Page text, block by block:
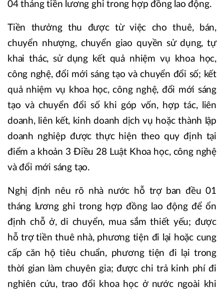
04 tháng tiền lương ghi trong hợp đồng lao động.
Tiền thưởng thu được từ việc cho thuê, bán,
chuyển nhượng, chuyển giao quyền sử dụng, tự
khai thác, sử dụng kết quả nhiệm vụ khoa học,
công nghệ, đổi mới sáng tạo và chuyển đổi số; kết
quả nhiệm vụ khoa học, công nghệ, đổi mới sáng
tạo và chuyển đổi số khi góp vốn, hợp tác, liên
doanh, liên kết, kinh doanh dịch vụ hoặc thành lập
doanh nghiệp được thực hiện theo quy định tại
điểm a khoản 3 Điều 28 Luật Khoa học, công nghệ
và đổi mới sáng tạo.
Nghị định nêu rõ nhà nước hỗ trợ ban đều 01
tháng lương ghi trong hợp đồng lao động để ổn
định chỗ ở, di chuyển, mua sắm thiết yếu; được
hỗ trợ tiền thuê nhà, phương tiện đi lại hoặc cung
cấp căn hộ tiêu chuẩn, phương tiện đi lại trong
thời gian làm chuyên gia; được chi trả kinh phí đi
nghiên cứu, trao đổi khoa học ở nước ngoài khi